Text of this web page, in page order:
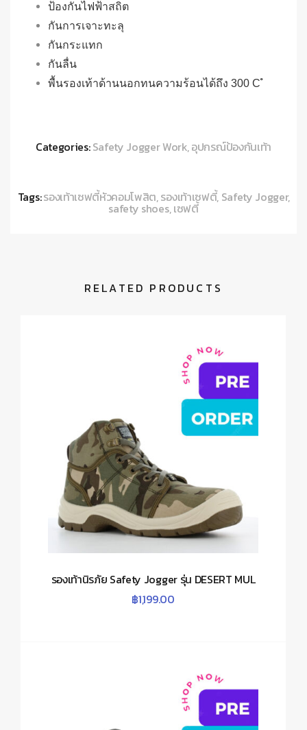
ป้องกันไฟฟ้าสถิต
กันการเจาะทะลุ
กันกระแทก
กันลื่น
พื้นรองเท้าด้านนอกทนความร้อนได้ถึง 300 C ํ
Categories:Safety Jogger Work,อุปกรณ์ป้องกันเท้า
Tags:รองเท้าเซฟตี้หัวคอมโพสิต,รองเท้าเซฟตี้, Safety Jogger,
safety shoes,เซฟตี้
RELATED PRODUCTS
รองเท้านิรภัย Safety Jogger รุ่น DESERT MUL
฿1,199.00